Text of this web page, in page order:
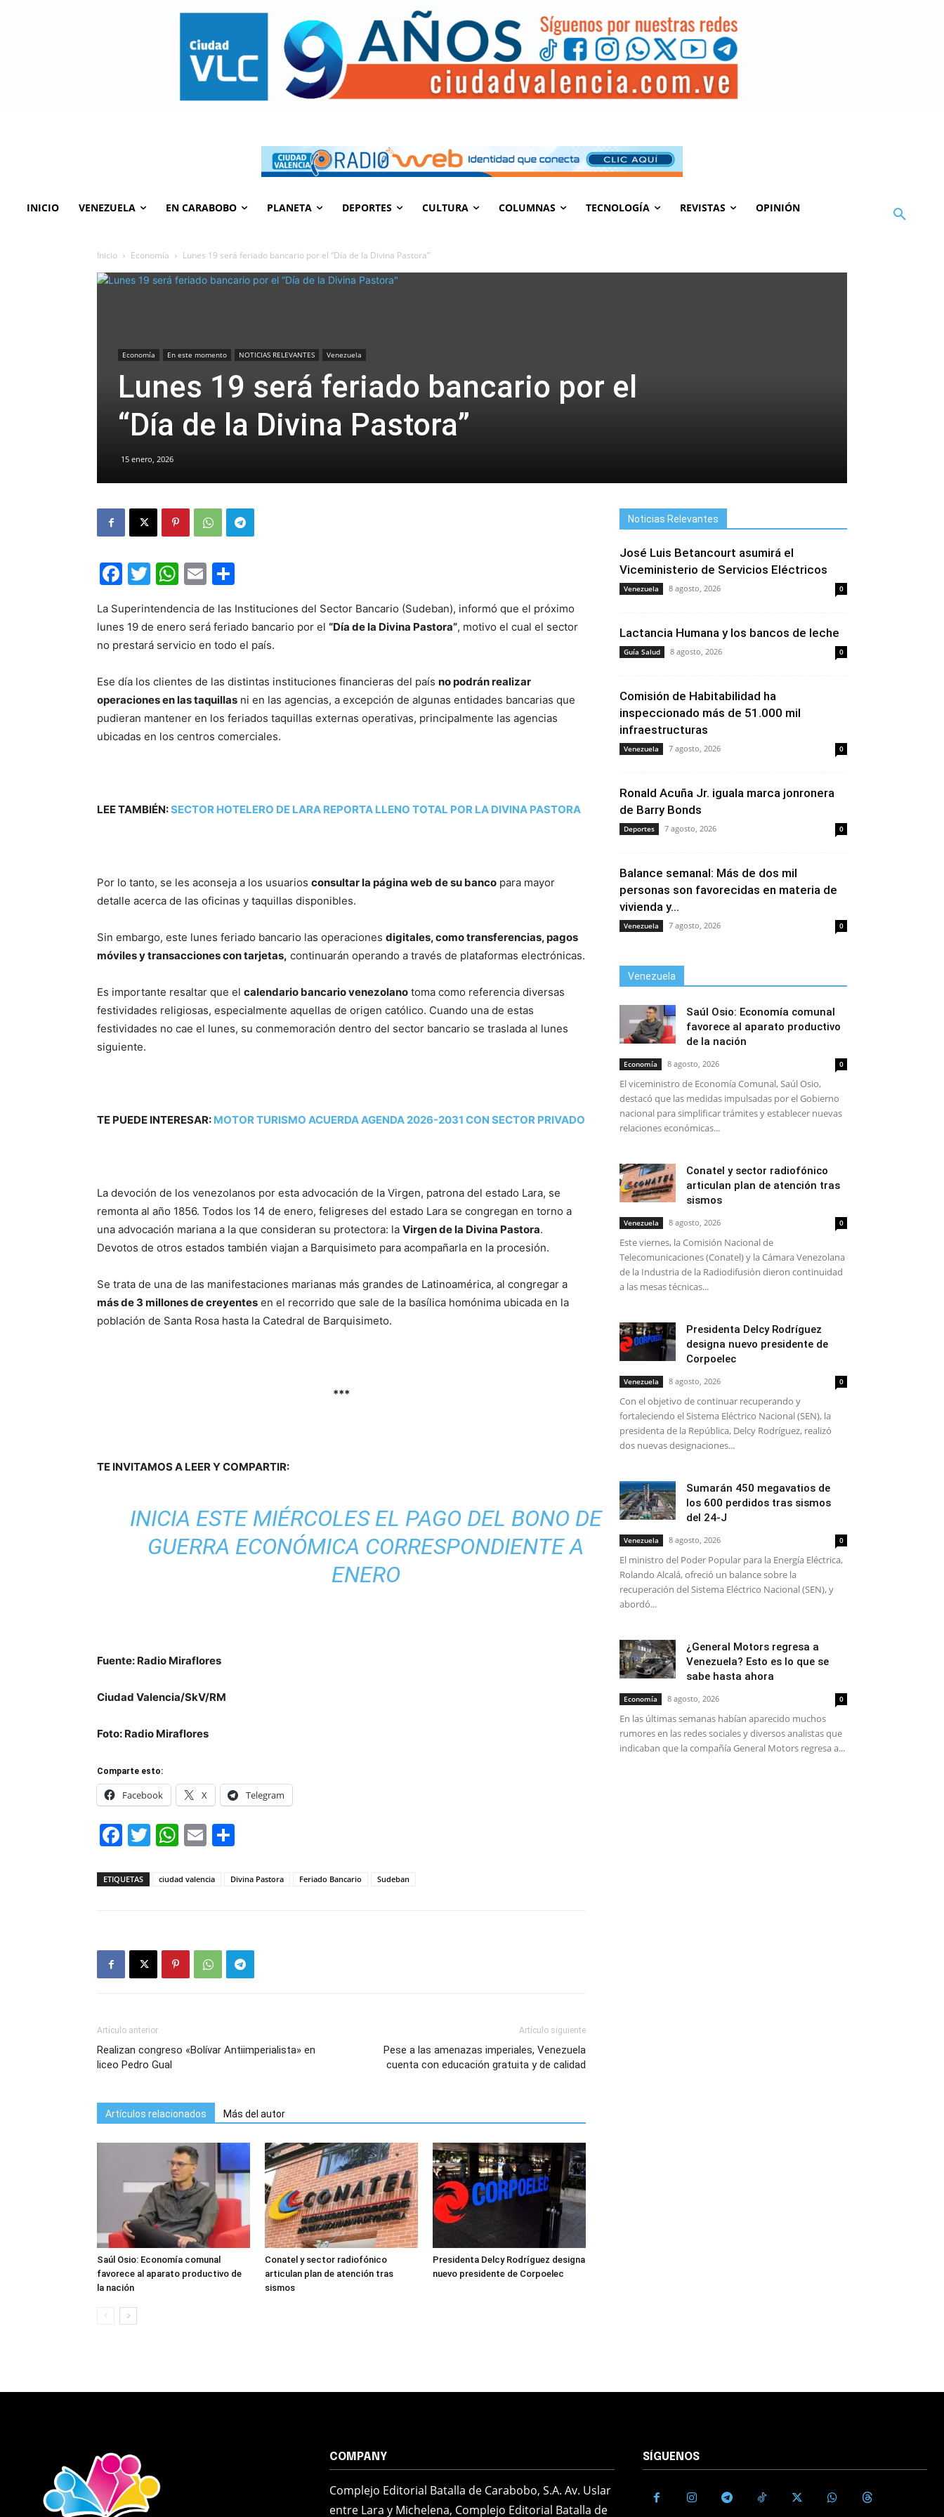
INICIO VENEZUELA EN CARABOBO PLANETA DEPORTES CULTURA COLUMNAS TECNOLOGÍA REVISTAS OPINIÓN
Inicio Economía Lunes 19 será feriado bancario por el “Día de la Divina Pastora”
Economía En este momento NOTICIAS RELEVANTES Venezuela
Lunes 19 será feriado bancario por el
“Día de la Divina Pastora”
15 enero, 2026
Facebook
Twitter
WhatsApp
Email
La Superintendencia de las Instituciones del Sector Bancario (Sudeban), informó que el próximo
lunes 19 de enero será feriado bancario por el “Día de la Divina Pastora”, motivo el cual el sector
no prestará servicio en todo el país.
Ese día los clientes de las distintas instituciones financieras del país no podrán realizar
operaciones en las taquillas ni en las agencias, a excepción de algunas entidades bancarias que
pudieran mantener en los feriados taquillas externas operativas, principalmente las agencias
ubicadas en los centros comerciales.
LEE TAMBIÉN:SECTOR HOTELERO DE LARA REPORTA LLENO TOTAL POR LA DIVINA PASTORA
Por lo tanto, se les aconseja a los usuarios consultar la página web de su banco para mayor
detalle acerca de las oficinas y taquillas disponibles.
Sin embargo, este lunes feriado bancario las operaciones digitales, como transferencias, pagos
móviles y transacciones con tarjetas, continuarán operando a través de plataformas electrónicas.
Es importante resaltar que el calendario bancario venezolano toma como referencia diversas
festividades religiosas, especialmente aquellas de origen católico. Cuando una de estas
festividades no cae el lunes, su conmemoración dentro del sector bancario se traslada al lunes
siguiente.
TE PUEDE INTERESAR: MOTOR TURISMO ACUERDA AGENDA 2026-2031 CON SECTOR PRIVADO
La devoción de los venezolanos por esta advocación de la Virgen, patrona del estado Lara, se
remonta al año 1856. Todos los 14 de enero, feligreses del estado Lara se congregan en torno a
una advocación mariana a la que consideran su protectora: la Virgen de la Divina Pastora.
Devotos de otros estados también viajan a Barquisimeto para acompañarla en la procesión.
Se trata de una de las manifestaciones marianas más grandes de Latinoamérica, al congregar a
más de 3 millones de creyentes en el recorrido que sale de la basílica homónima ubicada en la
población de Santa Rosa hasta la Catedral de Barquisimeto.
***
TE INVITAMOS A LEER Y COMPARTIR:
INICIA ESTE MIÉRCOLES EL PAGO DEL BONO DE
GUERRA ECONÓMICA CORRESPONDIENTE A
ENERO
Fuente: Radio Miraflores
Ciudad Valencia/SkV/RM
Foto: Radio Miraflores
Comparte esto:
Facebook X Telegram
Facebook
Twitter
WhatsApp
Email
ETIQUETAS ciudad valencia Divina Pastora Feriado Bancario Sudeban
Artículo anterior
Realizan congreso «Bolívar Antiimperialista» en
liceo Pedro Gual
Artículo siguiente
Pese a las amenazas imperiales, Venezuela
cuenta con educación gratuita y de calidad
Artículos relacionados Más del autor
Saúl Osio: Economía comunal
favorece al aparato productivo de
la nación
Conatel y sector radiofónico
articulan plan de atención tras
sismos
Presidenta Delcy Rodríguez designa
nuevo presidente de Corpoelec
Noticias Relevantes
José Luis Betancourt asumirá el
Viceministerio de Servicios Eléctricos
Venezuela 8 agosto, 2026 0
Lactancia Humana y los bancos de leche
Guía Salud 8 agosto, 2026 0
Comisión de Habitabilidad ha
inspeccionado más de 51.000 mil
infraestructuras
Venezuela 7 agosto, 2026 0
Ronald Acuña Jr. iguala marca jonronera
de Barry Bonds
Deportes 7 agosto, 2026 0
Balance semanal: Más de dos mil
personas son favorecidas en materia de
vivienda y...
Venezuela 7 agosto, 2026 0
Venezuela
Saúl Osio: Economía comunal
favorece al aparato productivo
de la nación
Economía 8 agosto, 2026 0
El viceministro de Economía Comunal, Saúl Osio,
destacó que las medidas impulsadas por el Gobierno
nacional para simplificar trámites y establecer nuevas
relaciones económicas...
Conatel y sector radiofónico
articulan plan de atención tras
sismos
Venezuela 8 agosto, 2026 0
Este viernes, la Comisión Nacional de
Telecomunicaciones (Conatel) y la Cámara Venezolana
de la Industria de la Radiodifusión dieron continuidad
a las mesas técnicas...
Presidenta Delcy Rodríguez
designa nuevo presidente de
Corpoelec
Venezuela 8 agosto, 2026 0
Con el objetivo de continuar recuperando y
fortaleciendo el Sistema Eléctrico Nacional (SEN), la
presidenta de la República, Delcy Rodríguez, realizó
dos nuevas designaciones...
Sumarán 450 megavatios de
los 600 perdidos tras sismos
del 24-J
Venezuela 8 agosto, 2026 0
El ministro del Poder Popular para la Energía Eléctrica,
Rolando Alcalá, ofreció un balance sobre la
recuperación del Sistema Eléctrico Nacional (SEN), y
abordó...
¿General Motors regresa a
Venezuela? Esto es lo que se
sabe hasta ahora
Economía 8 agosto, 2026 0
En las últimas semanas habían aparecido muchos
rumores en las redes sociales y diversos analistas que
indicaban que la compañía General Motors regresa a...
COMPANY
Complejo Editorial Batalla de Carabobo, S.A. Av. Uslar
entre Lara y Michelena, Complejo Editorial Batalla de
SÍGUENOS